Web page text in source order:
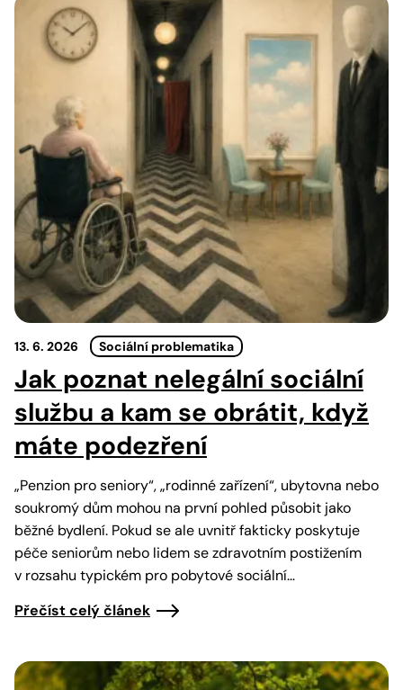
13. 6. 2026 Sociální problematika
Jak poznat nelegální sociální
službu a kam se obrátit, když
máte podezření
„Penzion pro seniory“, „rodinné zařízení“, ubytovna nebo
soukromý dům mohou na první pohled působit jako
běžné bydlení. Pokud se ale uvnitř fakticky poskytuje
péče seniorům nebo lidem se zdravotním postižením
v rozsahu typickém pro pobytové sociální…
Přečíst celý článek